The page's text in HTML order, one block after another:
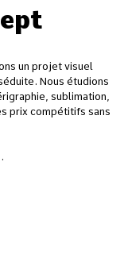
un projet visuel
Nous étudions
sublimation,
prix compétitifs sans